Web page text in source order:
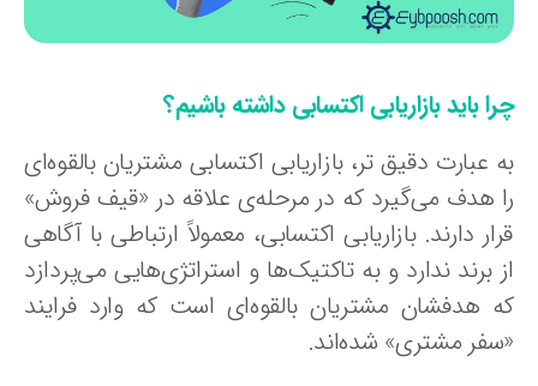
باید بازاریابی اکتسابی داشته باشیم؟
عبارت دقیق تر، بازاریابی اکتسابی مشتریان بالقوه‌ای
هدف می‌گیرد که در مرحله‌ی علاقه‌ در «قیف فروش»
دارند. بازاریابی اکتسابی، معمولاً ارتباطی با آگاهی
برند ندارد و به تاکتیک‌ها و استراتژی‌هایی می‌پردازد
هدفشان مشتریان بالقوه‌ای است که وارد فرایند
مشتری» شده‌اند.